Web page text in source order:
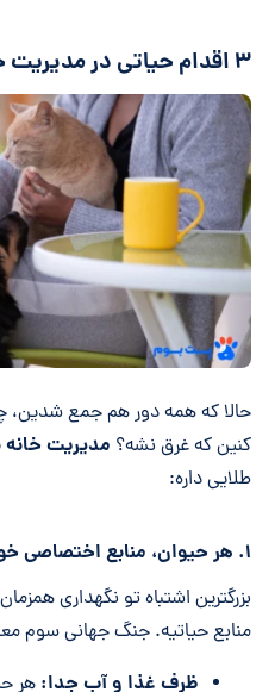
۳ اقدام حیاتی در مدیریت خانه با چند حیوان
حالا که همه دور هم جمع شدین،
کنین که غرق نشه؟ مدیریت خانه
طلایی داره:
۱. هر حیوان، منابع اختصاصی خودش رو داره
بزرگترین اشتباه تو نگهداری
منابع حیاتیه. جنگ جهانی سوم
ظرف غذا و آب جدا: هر